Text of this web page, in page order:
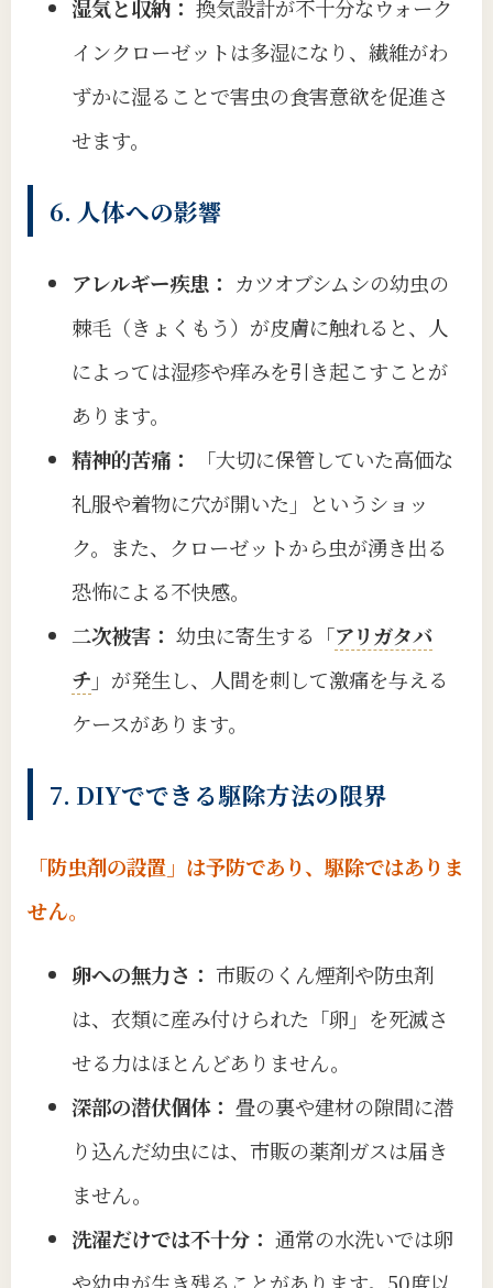
湿気と収納： 換気設計が不十分なウォーク
インクローゼットは多湿になり、繊維がわ
ずかに湿ることで害虫の食害意欲を促進さ
せます。
6. 人体への影響
アレルギー疾患： カツオブシムシの幼虫の
棘毛（きょくもう）が皮膚に触れると、人
によっては湿疹や痒みを引き起こすことが
あります。
精神的苦痛：
「大切に保管していた高価な
礼服や着物に穴が開いた」というショッ
ク。また、クローゼットから虫が湧き出る
恐怖による不快感。
二次被害： 幼虫に寄生する「アリガタバ
チ 」が発生し、人間を刺して激痛を与える
ケースがあります。
7. DIYでできる駆除方法の限界
「防虫剤の設置」は予防であり、駆除ではありま
せん。
卵への無力さ： 市販のくん煙剤や防虫剤
は、衣類に産み付けられた「卵」を死滅さ
せる力はほとんどありません。
深部の潜伏個体： 畳の裏や建材の隙間に潜
り込んだ幼虫には、市販の薬剤ガスは届き
ません。
洗濯だけでは不十分： 通常の水洗いでは卵